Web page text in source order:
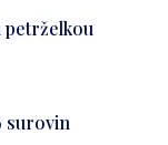
petrželkou
surovin